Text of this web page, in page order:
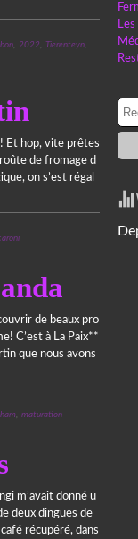
, 2022, Tierenteyn,
Et hop, vite prêtes
de fromage d
on s’est régal
de beaux pro
C’est à La Paix**
que nous avons
ham, maturation
m’avait donné u
deux dingues de
récupéré, dans